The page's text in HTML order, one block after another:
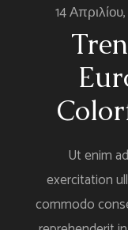
14
Ut enim
exercitation
commodo